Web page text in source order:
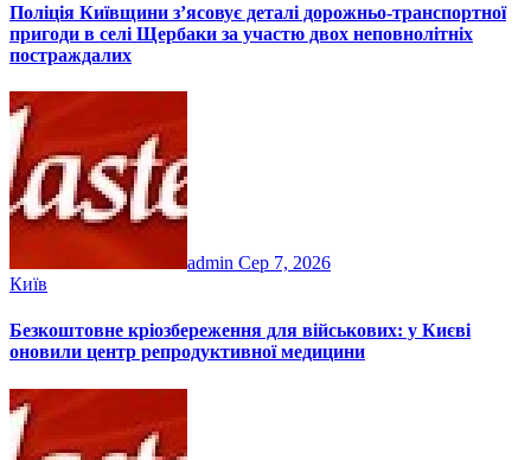
Поліція Київщини з’ясовує деталі дорожньо-транспортної
пригоди в селі Щербаки за участю двох неповнолітніх
постраждалих
admin Сер 7, 2026
Київ
Безкоштовне кріозбереження для військових: у Києві
оновили центр репродуктивної медицини